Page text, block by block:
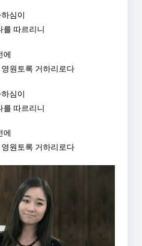
심이
를 따르리니
원토록 거하리로다
심이
를 따르리니
원토록 거하리로다